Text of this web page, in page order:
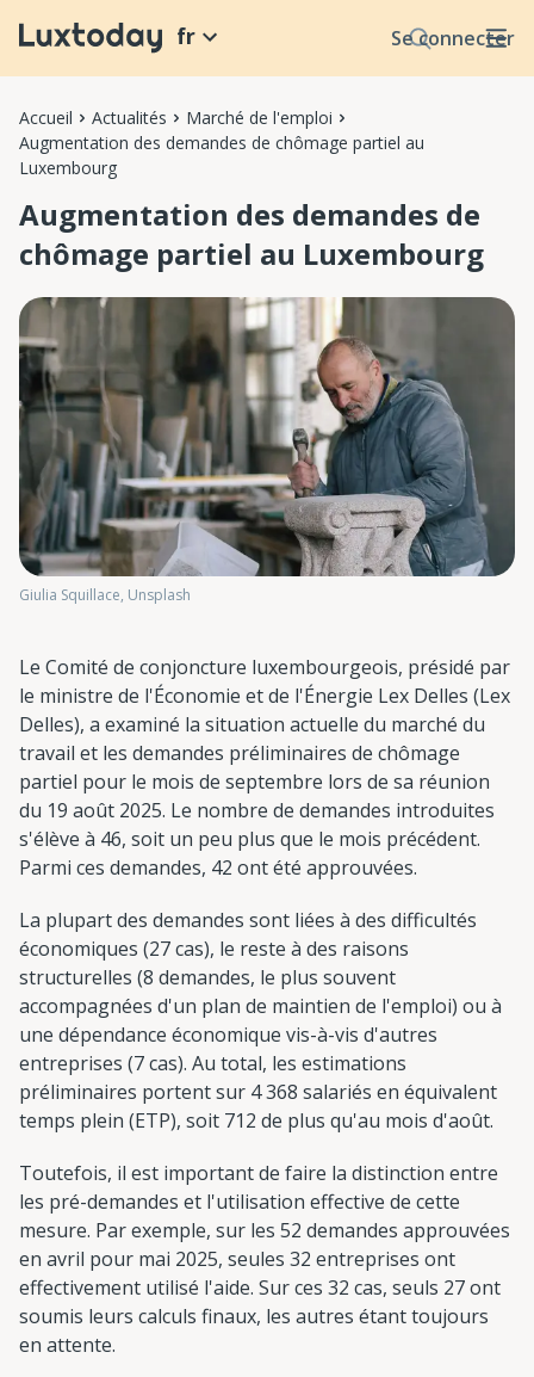
Se connecter
fr
Accueil Actualités
Marché de l'emploi
Augmentation des demandes de chômage partiel au
Luxembourg
Augmentation des demandes de
chômage partiel au Luxembourg
Giulia Squillace, Unsplash
Le Comité de conjoncture luxembourgeois, présidé par
le ministre de l'Économie et de l'Énergie Lex Delles (Lex
Delles), a examiné la situation actuelle du marché du
travail et les demandes préliminaires de chômage
partiel pour le mois de septembre lors de sa réunion
du 19 août 2025. Le nombre de demandes introduites
s'élève à 46, soit un peu plus que le mois précédent.
Parmi ces demandes, 42 ont été approuvées.
La plupart des demandes sont liées à des difficultés
économiques (27 cas), le reste à des raisons
structurelles (8 demandes, le plus souvent
accompagnées d'un plan de maintien de l'emploi) ou à
une dépendance économique vis-à-vis d'autres
entreprises (7 cas). Au total, les estimations
préliminaires portent sur 4 368 salariés en équivalent
temps plein (ETP), soit 712 de plus qu'au mois d'août.
Toutefois, il est important de faire la distinction entre
les pré-demandes et l'utilisation effective de cette
mesure. Par exemple, sur les 52 demandes approuvées
en avril pour mai 2025, seules 32 entreprises ont
effectivement utilisé l'aide. Sur ces 32 cas, seuls 27 ont
soumis leurs calculs finaux, les autres étant toujours
en attente.